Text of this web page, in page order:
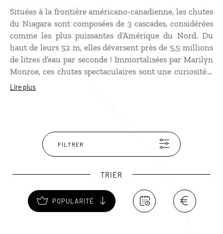
Situées à la frontière américano-canadienne, les chutes
du Niagara sont composées de 3 cascades, considérées
comme les plus puissantes d’Amérique du Nord. Du
haut de leurs 52 m, elles déversent près de 5,5 millions
de litres d’eau par seconde ! Immortalisées par Marilyn
Monroe, ces chutes spectaculaires sont une curiosité à
ne pas manquer aux Etats-Unis depuis Chicago ou au
d'approcher les chutes grâce à un tunnel creusé sous
les chutes, ou bien de faire une petite croisière pour
s'en approcher. Le bateau s'arrête tour à tour devant la
Lire plus
FILTRER
TRIER
POPULARITÉ